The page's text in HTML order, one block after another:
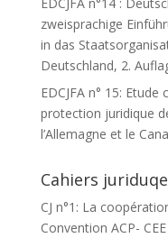
zweisprachige
in das
Deutschland, 2.
EDCJFA n° 15:
protection juridique
l’Allemagne et le
Cahiers
CJ n°1: La
Convention ACP-